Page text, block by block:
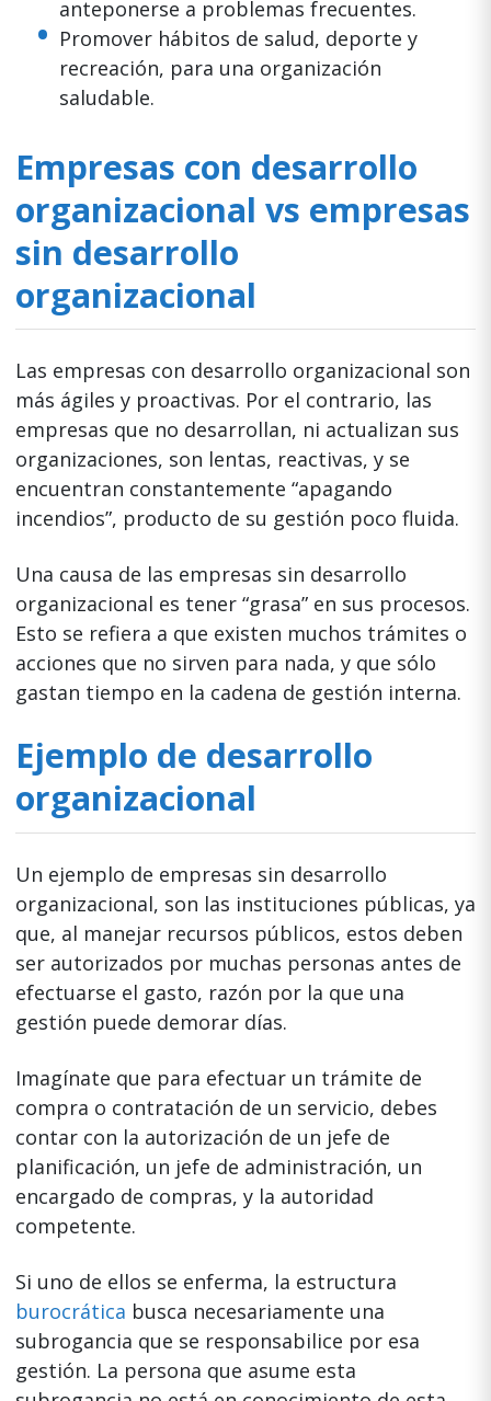
anteponerse a problemas frecuentes.
Promover hábitos de salud, deporte y
recreación, para una organización
saludable.
Empresas con desarrollo
organizacional vs empresas
sin desarrollo
organizacional
Las empresas con desarrollo organizacional son
más ágiles y proactivas. Por el contrario, las
empresas que no desarrollan, ni actualizan sus
organizaciones, son lentas, reactivas, y se
encuentran constantemente “apagando
incendios”, producto de su gestión poco fluida.
Una causa de las empresas sin desarrollo
organizacional es tener “grasa” en sus procesos.
Esto se refiera a que existen muchos trámites o
acciones que no sirven para nada, y que sólo
gastan tiempo en la cadena de gestión interna.
Ejemplo de desarrollo
organizacional
Un ejemplo de empresas sin desarrollo
organizacional, son las instituciones públicas, ya
que, al manejar recursos públicos, estos deben
ser autorizados por muchas personas antes de
efectuarse el gasto, razón por la que una
gestión puede demorar días.
Imagínate que para efectuar un trámite de
compra o contratación de un servicio, debes
contar con la autorización de un jefe de
planificación, un jefe de administración, un
encargado de compras, y la autoridad
competente.
Si uno de ellos se enferma, la estructura
burocrática busca necesariamente una
subrogancia que se responsabilice por esa
gestión. La persona que asume esta